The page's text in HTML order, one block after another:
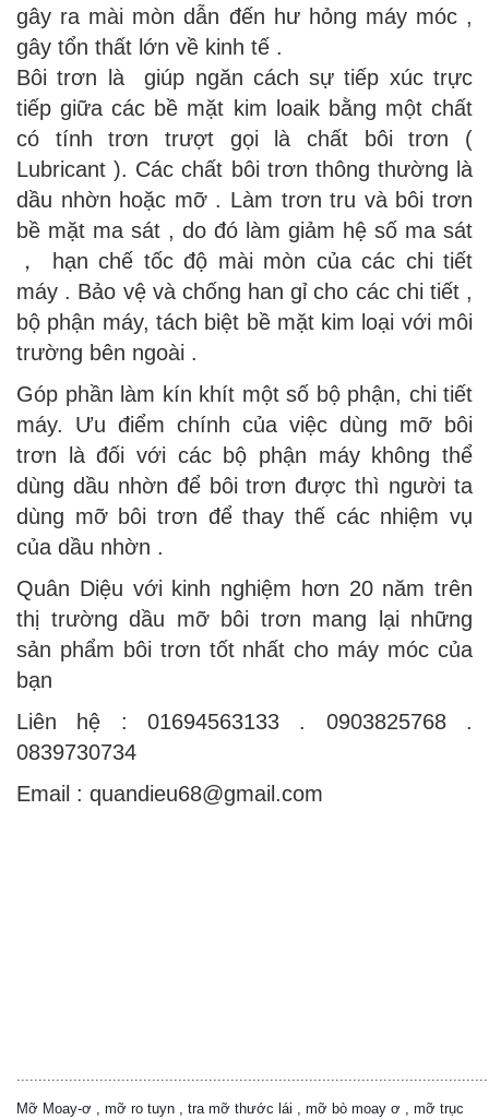
gây ra mài mòn dẫn đến hư hỏng máy móc ,
gây tổn thất lớn về kinh tế .
Bôi trơn là giúp ngăn cách sự tiếp xúc trực
tiếp giữa các bề mặt kim loaik bằng một chất
có tính trơn trượt gọi là chất bôi trơn (
Lubricant ). Các chất bôi trơn thông thường là
dầu nhờn hoặc mỡ . Làm trơn tru và bôi trơn
bề mặt ma sát , do đó làm giảm hệ số ma sát
， hạn chế tốc độ mài mòn của các chi tiết
máy . Bảo vệ và chống han gỉ cho các chi tiết ,
bộ phận máy, tách biệt bề mặt kim loại với môi
trường bên ngoài .
Góp phần làm kín khít một số bộ phận, chi tiết
máy. Ưu điểm chính của việc dùng mỡ bôi
trơn là đối với các bộ phận máy không thể
dùng dầu nhờn để bôi trơn được thì người ta
dùng mỡ bôi trơn để thay thế các nhiệm vụ
của dầu nhờn .
Quân Diệu với kinh nghiệm hơn 20 năm trên
thị trường dầu mỡ bôi trơn mang lại những
sản phẩm bôi trơn tốt nhất cho máy móc của
bạn
Liên hệ : 01694563133 . 0903825768 .
0839730734
Email : quandieu68@gmail.com
Mỡ Moay-ơ , mỡ ro tuyn , tra mỡ thước lái , mỡ bò moay ơ , mỡ trục